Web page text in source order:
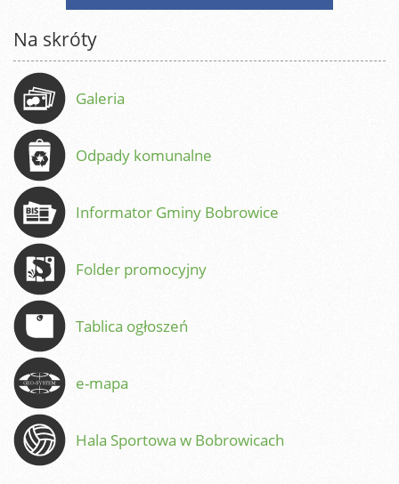
Na skróty
Galeria
Odpady komunalne
Informator Gminy Bobrowice
Folder promocyjny
Tablica ogłoszeń
e-mapa
Hala Sportowa w Bobrowicach